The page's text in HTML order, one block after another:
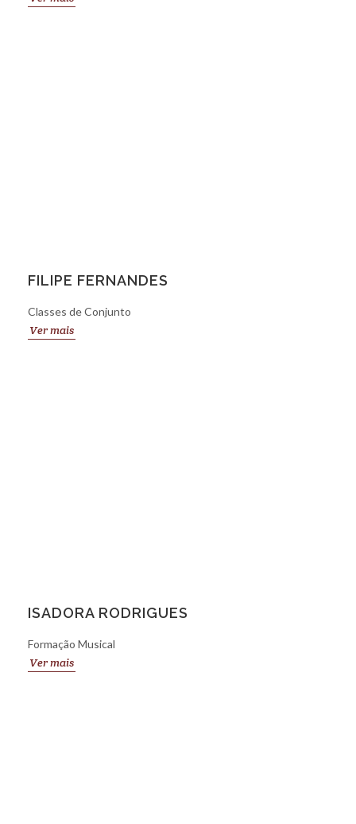
FILIPE FERNANDES
Classes de Conjunto
Ver mais
ISADORA RODRIGUES
Formação Musical
Ver mais